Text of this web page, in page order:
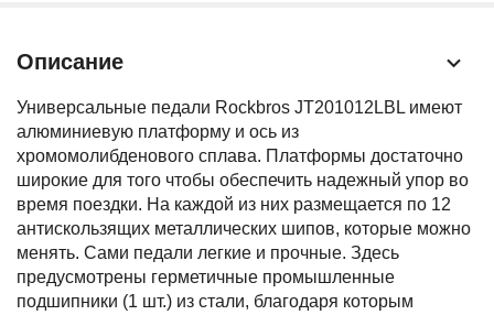
Описание
Универсальные педали Rockbros JT201012LBL имеют
алюминиевую платформу и ось из
хромомолибденового сплава. Платформы достаточно
широкие для того чтобы обеспечить надежный упор во
время поездки. На каждой из них размещается по 12
антискользящих металлических шипов, которые можно
менять. Сами педали легкие и прочные. Здесь
предусмотрены герметичные промышленные
подшипники (1 шт.) из стали, благодаря которым